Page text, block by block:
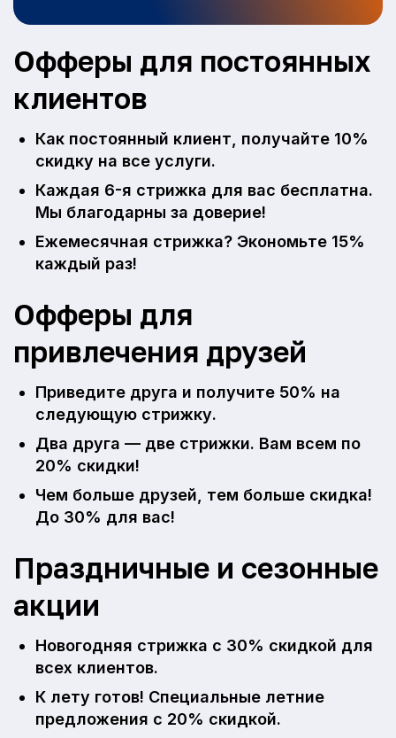
Офферы для постоянных
клиентов
Как постоянный клиент, получайте 10%
скидку на все услуги.
Каждая 6-я стрижка для вас бесплатна.
Мы благодарны за доверие!
Ежемесячная стрижка? Экономьте 15%
каждый раз!
Офферы для
привлечения друзей
Приведите друга и получите 50% на
следующую стрижку.
Два друга — две стрижки. Вам всем по
20% скидки!
Чем больше друзей, тем больше скидка!
До 30% для вас!
Праздничные и сезонные
акции
Новогодняя стрижка с 30% скидкой для
всех клиентов.
К лету готов! Специальные летние
предложения с 20% скидкой.